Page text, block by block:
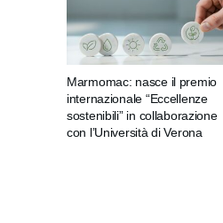
Marmomac: nasce il premio
internazionale “Eccellenze
sostenibili” in collaborazione
con l’Università di Verona